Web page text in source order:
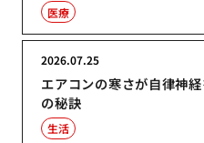
医療
エアコンの寒さが自律神
の秘訣
2026.07.25
生活